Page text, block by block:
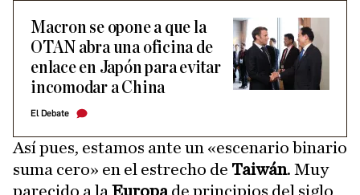
Macron se opone a que la
OTAN abra una oficina de
enlace en Japón para evitar
incomodar a China
El Debate
Así pues, estamos ante un «escenario binario
suma cero» en el estrecho de Taiwán. Muy
parecido a la Europade principios del siglo